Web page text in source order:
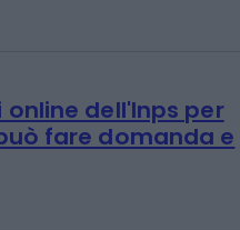
online dell'Inps per
fare domanda e